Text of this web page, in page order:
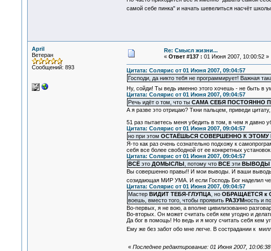
самой себе пинка" и начать шевелиться насчёт
April
Ветеран
Сообщений: 893
Re: Смысл жизни...
« Ответ #137 : 01 Июня 2007, 10:00:52 »
Цитата: Солярис от 01 Июня 2007, 09:04:57
Господи, да никто тебя не программирует! Важная
Ну, сойди! Ты ведь именно этого хочешь - не быть в
Цитата: Солярис от 01 Июня 2007, 09:04:57
Речь идёт о том, что ты САМА СЕБЯ ПОСТОЯННО
А я разве это отрицаю? Ткни пальцем, приведи
51 раз пытаетесь меня убедить в том, в чем я давно
Цитата: Солярис от 01 Июня 2007, 09:04:57
но при этом ОСТАЁШЬСЯ СОВЕРШЕННО К ЭТОМУ
Я-то как раз очень сознательно подхожу к
себя все более свободной от ее конкретных установок.
Цитата: Солярис от 01 Июня 2007, 09:04:57
ВСЁэто ДОМЫСЛЫ , потому что ВСЕэти ВЫВОДЫ
Вы совершенно правы!! И мои выводы. И ваши
созидающая МИР УМА. И если Господь Бог наделил
Цитата: Солярис от 01 Июня 2007, 09:04:57
Мастер ВИДИТ ТЕБЯ-ГЛУПЦА, но ОБРАЩАЕТСЯ к
воешь, вместо того, чтобы проявить РАЗУМность и
Во-первых, я не вою, а вполне цивилизованно
Во-вторых. Он может считать себя кем угодно и
Да бог в помощь! Но ведь и я могу считать себя кем
Ему же без забот обо мне легче. В сострадании к
« Последнее редактирование: 01 Июня 2007,